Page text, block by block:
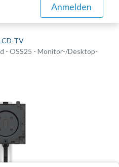
Anmelden
TV
- OSS25 - Monitor-/Desktop-